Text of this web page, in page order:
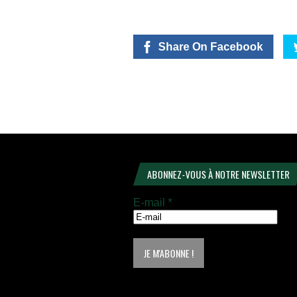
Share On Facebook
ABONNEZ-VOUS À NOTRE NEWSLETTER
E-mail *